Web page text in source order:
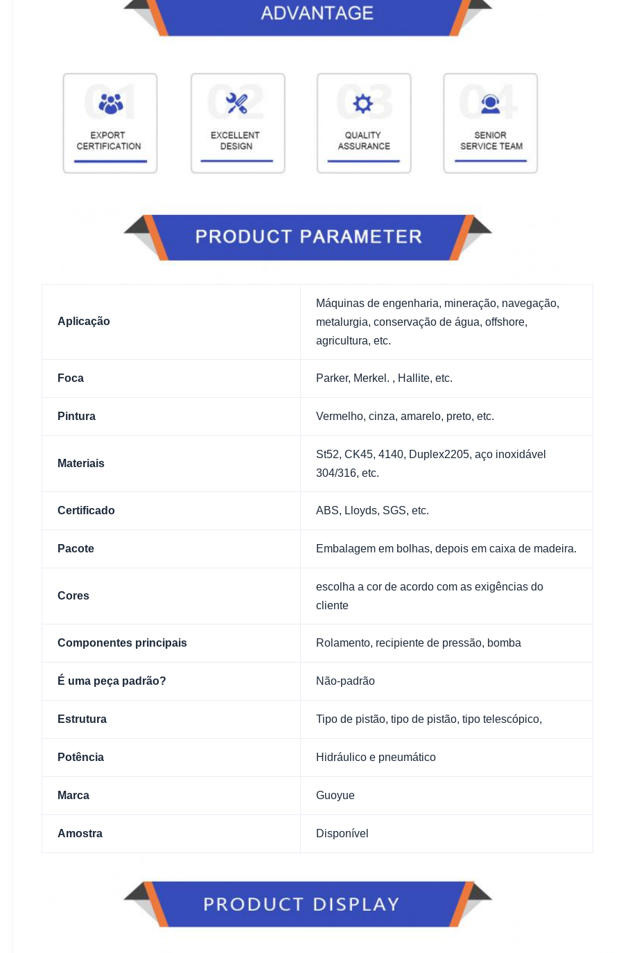
Aplicação
Máquinas de engenharia, mineração, navegação,
metalurgia, conservação de água, offshore,
agricultura, etc.
Foca Parker, Merkel. , Hallite, etc.
Pintura Vermelho, cinza, amarelo, preto, etc.
Materiais
St52, CK45, 4140, Duplex2205, aço inoxidável
304/316, etc.
Certificado ABS, Lloyds, SGS, etc.
Pacote Embalagem em bolhas, depois em caixa de madeira.
Cores
escolha a cor de acordo com as exigências do
cliente
Componentes principais Rolamento, recipiente de pressão, bomba
É uma peça padrão? Não-padrão
Estrutura Tipo de pistão, tipo de pistão, tipo telescópico,
Potência Hidráulico e pneumático
Marca Guoyue
Amostra Disponível